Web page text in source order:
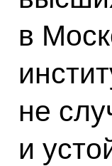
в
не
и